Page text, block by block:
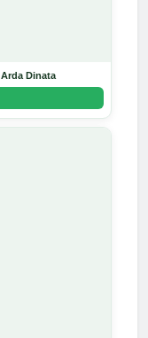
Arda Dinata